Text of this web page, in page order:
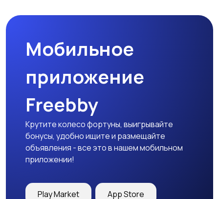
Мобильное
приложение
Freebby
Крутите колесо фортуны, выигрывайте
бонусы, удобно ищите и размещайте
объявления - все это в нашем мобильном
приложении!
Play Market App Store